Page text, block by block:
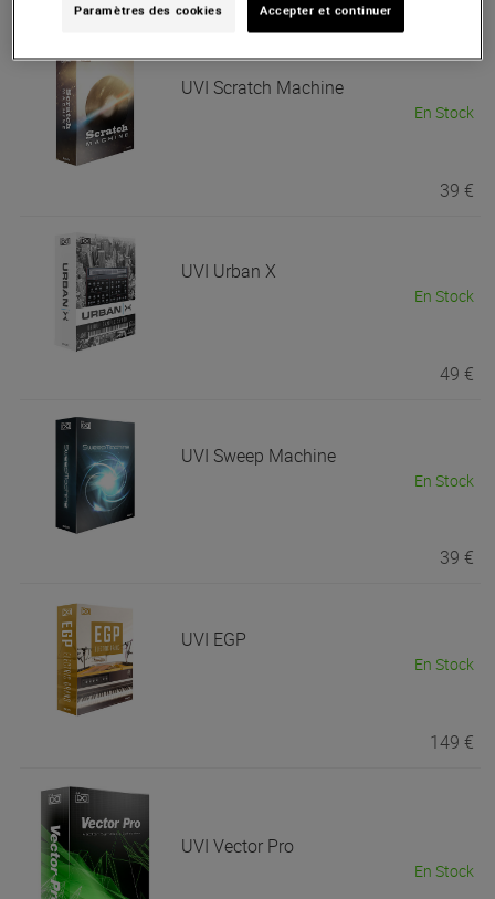
UVIScratch Machine
En Stock
39 €
UVI Urban X
En Stock
49 €
UVISweep Machine
En Stock
39 €
UVI EGP
En Stock
149 €
UVIVector Pro
En Stock
Paramètres des cookies Accepter et continuer